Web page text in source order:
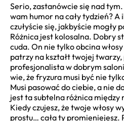
Serio, zastanówcie się nad tym.
wam humor na cały tydzień? A
czułyście się, jakbyście mogły
Różnica jest kolosalna. Dobry
cuda. On nie tylko obcina
patrzy na kształt twojej twarzy,
profesjonalista w dobrym
wie, że fryzura musi być nie
Musi pasować do ciebie, a nie
jest ta subtelna różnica
Kiedy czujesz, że twoje włosy
prostu… cała ty promieniejesz.